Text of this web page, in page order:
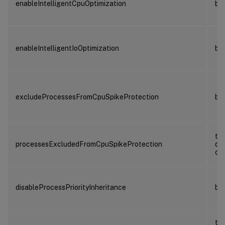
enableIntelligentCpuOptimization
enableIntelligentIoOptimization
excludeProcessesFromCpuSpikeProtection
processesExcludedFromCpuSpikeProtection
de
disableProcessPriorityInheritance